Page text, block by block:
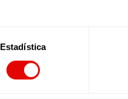
Estadística
refugiadas urbanas y
de apoyo a los